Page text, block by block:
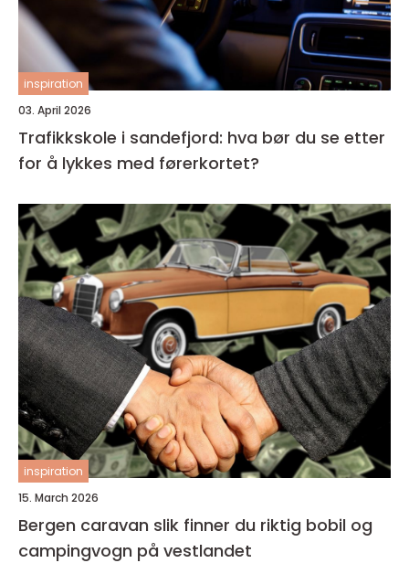
inspiration
03. April 2026
Trafikkskole i sandefjord: hva bør du se etter
for å lykkes med førerkortet?
inspiration
15. March 2026
Bergen caravan slik finner du riktig bobil og
campingvogn på vestlandet